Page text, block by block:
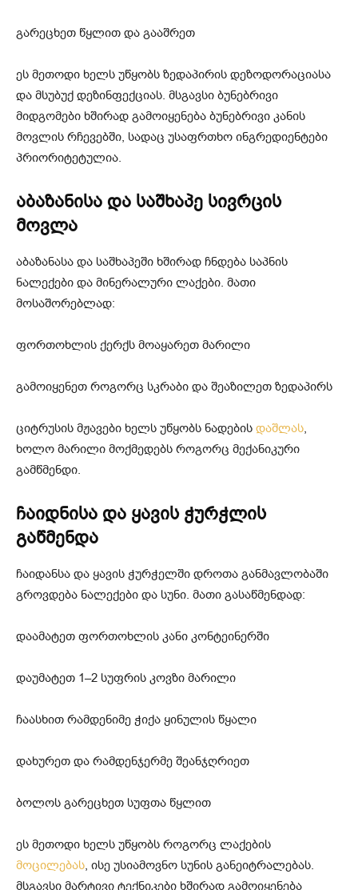
გარეცხეთ წყლით და გააშრეთ
ეს მეთოდი ხელს უწყობს ზედაპირის დეზოდორაციასა
და მსუბუქ დეზინფექციას. მსგავსი ბუნებრივი
მიდგომები ხშირად გამოიყენება ბუნებრივი კანის
მოვლის რჩევებში, სადაც უსაფრთხო ინგრედიენტები
პრიორიტეტულია.
აბაზანისა და საშხაპე სივრცის
მოვლა
აბაზანასა და საშხაპეში ხშირად ჩნდება საპნის
ნალექები და მინერალური ლაქები. მათი
მოსაშორებლად:
ფორთოხლის ქერქს მოაყარეთ მარილი
გამოიყენეთ როგორც სკრაბი და შეაზილეთ ზედაპირს
ციტრუსის მჟავები ხელს უწყობს ნადების დაშლას,
ხოლო მარილი მოქმედებს როგორც მექანიკური
გამწმენდი.
ჩაიდნისა და ყავის ჭურჭლის
გაწმენდა
ჩაიდანსა და ყავის ჭურჭელში დროთა განმავლობაში
გროვდება ნალექები და სუნი. მათი გასაწმენდად:
დაამატეთ ფორთოხლის კანი კონტეინერში
დაუმატეთ 1–2 სუფრის კოვზი მარილი
ჩაასხით რამდენიმე ჭიქა ყინულის წყალი
დახურეთ და რამდენჯერმე შეანჯღრიეთ
ბოლოს გარეცხეთ სუფთა წყლით
ეს მეთოდი ხელს უწყობს როგორც ლაქების
მოცილებას, ისე უსიამოვნო სუნის განეიტრალებას.
მსგავსი მარტივი ტექნიკები ხშირად გამოიყენება